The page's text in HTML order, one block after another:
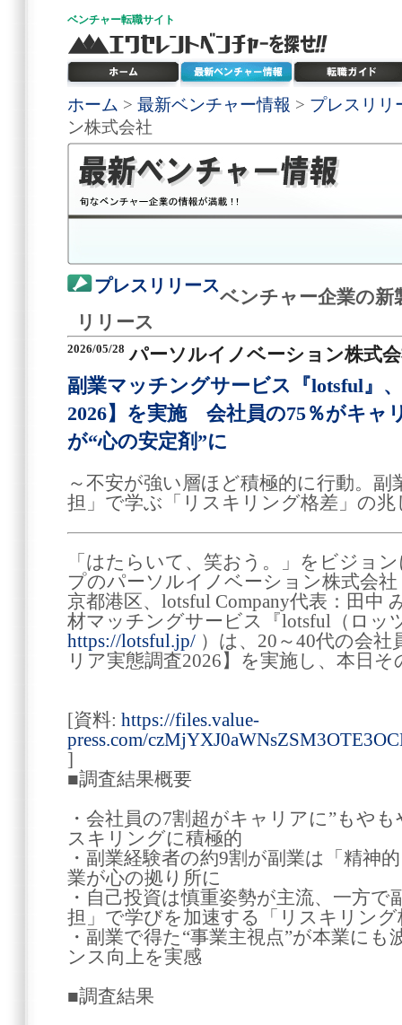
ベンチャー転職サイト
ホーム > 最新ベンチャー情報 > プレスリリ
ン株式会社
プレスリリース
ベンチャー企業の新
リリース
2026/05/28 パーソルイノベーション株式
副業マッチングサービス『lotsful』
2026】を実施 会社員の75％がキャ
が“心の安定剤”に
～不安が強い層ほど積極的に行動。副
担」で学ぶ「リスキリング格差」の兆
「はたらいて、笑おう。」をビジョ
プのパーソルイノベーション株式会社
京都港区、lotsful Company代表：田中
材マッチングサービス『lotsful（ロッ
https://lotsful.jp/ ）は、20～40代の会
リア実態調査2026】を実施し、本日
[資料: https://files.value-
press.com/
]
■調査結果概要
・会社員の7割超がキャリアに”もや
スキリングに積極的
・副業経験者の約9割が副業は「精神
業が心の拠り所に
・自己投資は慎重姿勢が主流、一方
担」で学びを加速する「リスキリン
・副業で得た“事業主視点”が本業に
ンス向上を実感
■調査結果